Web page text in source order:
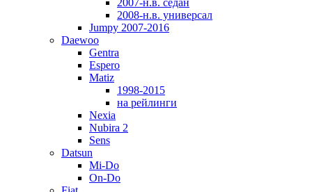
2007-н.в. седан
2008-н.в. универсал
Jumpy 2007-2016
Daewoo
Gentra
Espero
Matiz
1998-2015
на рейлинги
Nexia
Nubira 2
Sens
Datsun
Mi-Do
On-Do